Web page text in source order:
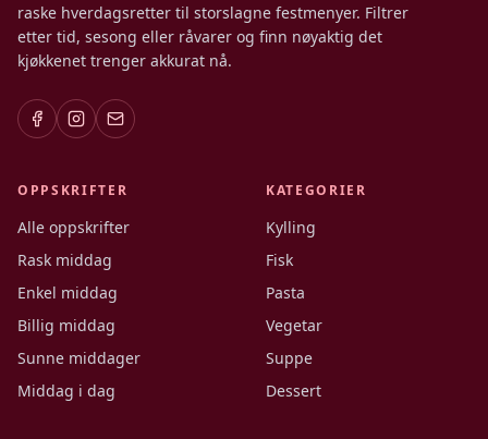
raske hverdagsretter til storslagne festmenyer. Filtrer
etter tid, sesong eller råvarer og finn nøyaktig det
kjøkkenet trenger akkurat nå.
OPPSKRIFTER
Alle oppskrifter
Rask middag
Enkel middag
Billig middag
Sunne middager
Middag i dag
KATEGORIER
Kylling
Fisk
Pasta
Vegetar
Suppe
Dessert